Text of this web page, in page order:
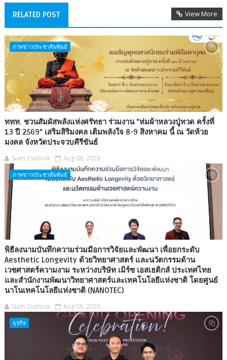
RELATED POST View More
ภาพข่าวประชาสัมพันธ์
ททท. ชวนสัมผัสพลังแห่งศรัทธา ร่วมงาน "ห่มผ้าหลวงปู่ทวด ครั้งที่
13 ปี 2569" เสริมสิริมงคล เติมพลังใจ 8-9 สิงหาคม นี้ ณ วัดห้วย
มงคล จังหวัดประจวบคีรีขันธ์
Siam Outlook Aug 06, 2026
ภาพข่าวประชาสัมพันธ์
พิธีลงนามบันทึกความร่วมมือการวิจัยและพัฒนา เพื่อยกระดับ
Aesthetic Longevity ด้วยวิทยาศาสตร์ และนวัตกรรมด้าน
เวชศาสตร์ความงาม ระหว่างบริษัท เมิร์ซ เอสเธติกส์ ประเทศไทย
และสำนักงานพัฒนาวิทยาศาสตร์และเทคโนโลยีแห่งชาติ โดยศูนย์
นาโนเทคโนโลยีแห่งชาติ (NANOTEC)
Siam Outlook Aug 06, 2026
ธุรกิจ